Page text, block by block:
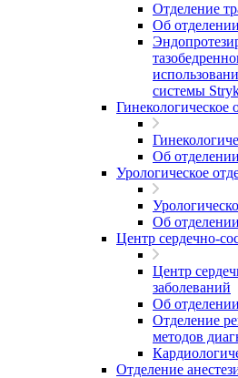
Отделение
Об отделении
системы
Гинекологическое
Об отделении
Урологическое
Об отделении
Центр сердечно-
Центр
заболеваний
Об отделении
Отделение
методов
Отделение